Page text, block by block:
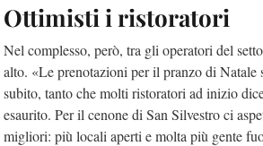
Ottimisti i ristoratori
Nel complesso, però, tra gli operatori del
alto. «Le prenotazioni per il pranzo di Natale
subito, tanto che molti ristoratori ad inizio
esaurito. Per il cenone di San Silvestro ci
migliori: più locali aperti e molta più gente